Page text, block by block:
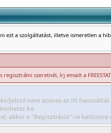
ezt a szolgáltatást, illetve ismeretlen a
szeretnél, írj emailt a
jelszó nem azonos az itt használtal.
be.
akkor a "Regisztráció"-ra